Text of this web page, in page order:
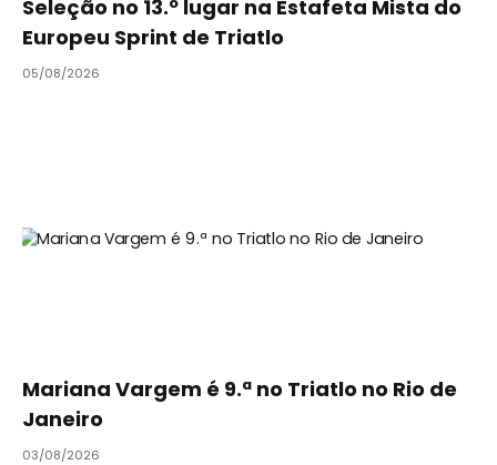
Seleção no 13.º lugar na Estafeta Mista do
Europeu Sprint de Triatlo
05/08/2026
Mariana Vargem é 9.ª no Triatlo no Rio de
Janeiro
03/08/2026